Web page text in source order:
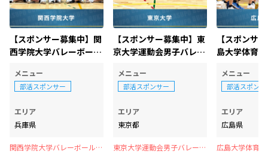
【スポンサー募集中】関
西学院大学バレーボール
メニュー
部活スポンサー
エリア
兵庫県
関西学院大学バレーボール部
【スポンサー募集中】東
京大学運動会男子バレー
メニュー
部活スポンサー
エリア
東京都
東京大学運動会男子バレーボ
【スポンサ
島大学体育
メニュー
部活スポンサ
エリア
広島県
広島大学体育